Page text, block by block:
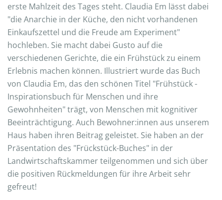
erste Mahlzeit des Tages steht. Claudia Em lässt dabei
"die Anarchie in der Küche, den nicht vorhandenen
Einkaufszettel und die Freude am Experiment"
hochleben. Sie macht dabei Gusto auf die
verschiedenen Gerichte, die ein Frühstück zu einem
Erlebnis machen können. Illustriert wurde das Buch
von Claudia Em, das den schönen Titel "Frühstück -
Inspirationsbuch für Menschen und ihre
Gewohnheiten" trägt, von Menschen mit kognitiver
Beeinträchtigung. Auch Bewohner:innen aus unserem
Haus haben ihren Beitrag geleistet. Sie haben an der
Präsentation des "Frückstück-Buches" in der
Landwirtschaftskammer teilgenommen und sich über
die positiven Rückmeldungen für ihre Arbeit sehr
gefreut!